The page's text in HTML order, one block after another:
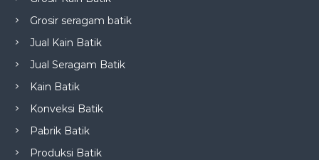
Grosir seragam batik
Jual Kain Batik
Jual Seragam Batik
Kain Batik
Konveksi Batik
Pabrik Batik
Produksi Batik